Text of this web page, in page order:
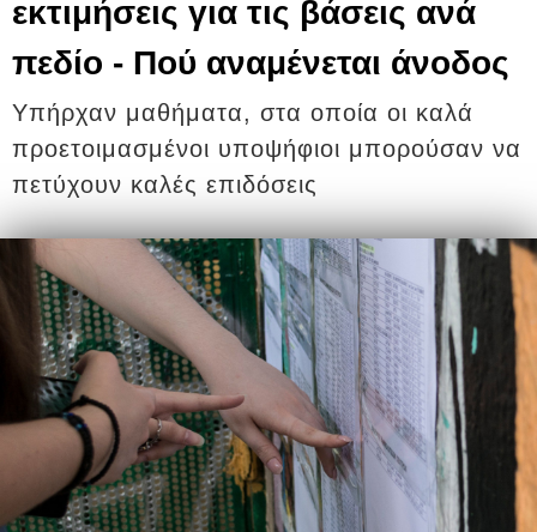
εκτιμήσεις για τις βάσεις ανά
πεδίο - Πού αναμένεται άνοδος
Υπήρχαν μαθήματα, στα οποία οι καλά
προετοιμασμένοι υποψήφιοι μπορούσαν να
πετύχουν καλές επιδόσεις